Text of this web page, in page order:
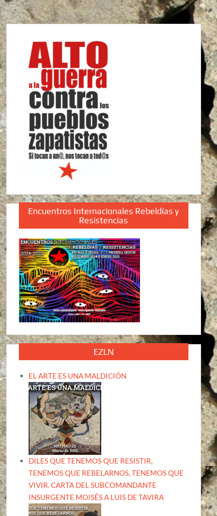
Encuentros Internacionales Rebeldías y
Resistencias
EZLN
EL ARTE ES UNA MALDICIÓN
DILES QUE TENEMOS QUE RESISTIR,
TENEMOS QUE REBELARNOS, TENEMOS QUE
VIVIR. CARTA DEL SUBCOMANDANTE
INSURGENTE MOISÉS A LUIS DE TAVIRA